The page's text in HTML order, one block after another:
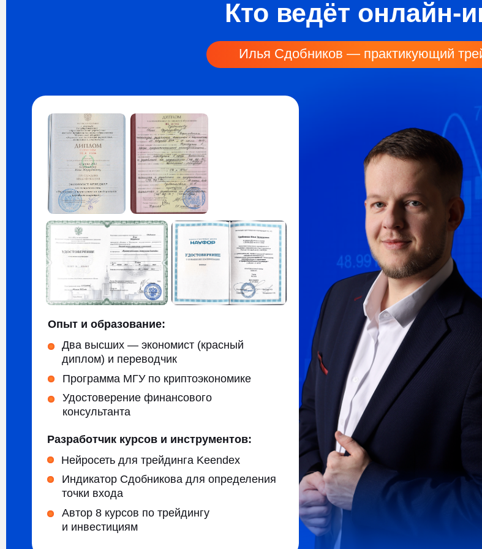
точки входа
Автор 8 курсов по трейдингу
и инвестициям
Разработчик курсов и инструментов:
Нейросеть для трейдинга Keendex
Программа МГУ по криптоэкономике
Удостоверение финансового
консультанта
Опыт и образование:
Два высших — экономист (красный
диплом) и переводчик
ЗАПИСАТЬСЯ И ПОЛУЧИТЬ ПОДАРОК